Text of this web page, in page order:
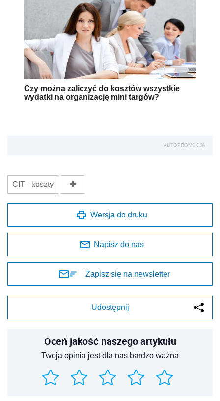
Czy można zaliczyć do kosztów wszystkie
wydatki na organizację mini targów?
AUTOPROMOCJA
CIT - koszty
Wersja do druku
Napisz do nas
Zapisz się na newsletter
Udostępnij
Oceń jakość naszego artykułu
Twoja opinia jest dla nas bardzo ważna